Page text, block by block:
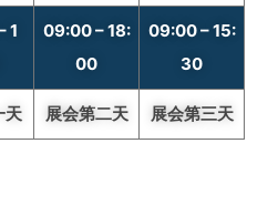
1
09:00 – 18:
00
09:00 – 15:
30
天 展会第二天 展会第三天